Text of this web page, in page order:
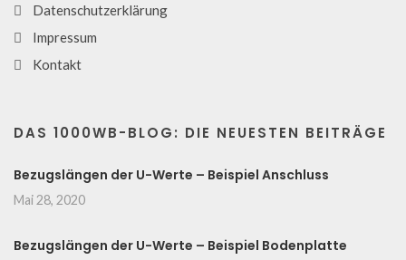
Datenschutzerklärung
Impressum
Kontakt
DAS 1000WB-BLOG: DIE NEUESTEN BEITRÄGE
Bezugslängen der U-Werte – Beispiel Anschluss
Mai 28, 2020
Bezugslängen der U-Werte – Beispiel Bodenplatte